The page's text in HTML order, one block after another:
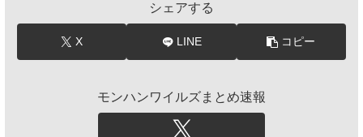
シェアする
X LINE コピー
モンハンワイルズまとめ速報